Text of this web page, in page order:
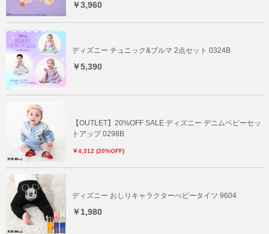
￥3,960
ディズニー チュニック&ブルマ 2点セット 0324B
￥5,390
【OUTLET】20%OFF SALE ディズニー デニムベビーセッ
トアップ 0298B
￥4,312 (20%OFF)
ディズニー おしりキャラクターべビータイツ 9604
￥1,980